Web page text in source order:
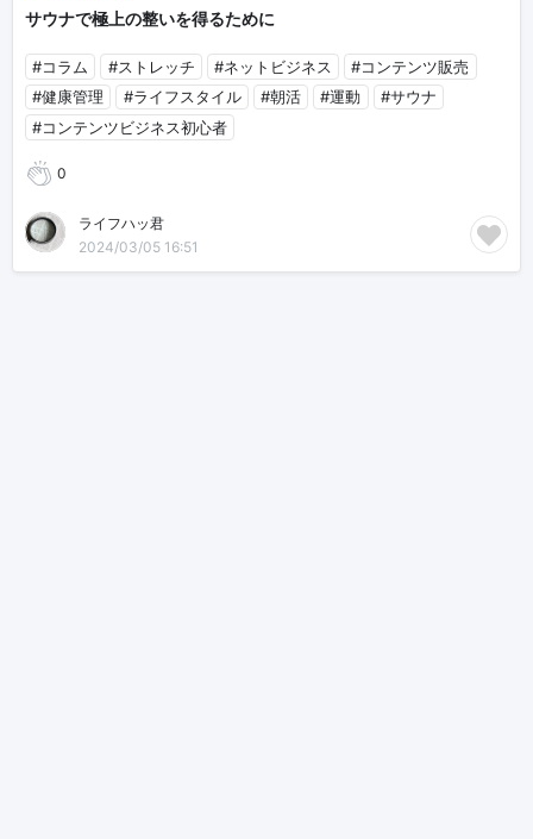
サウナで極上の整いを得るために
#コラム #ストレッチ #ネットビジネス
#コンテンツ販売
#健康管理
#ライフスタイル #朝活 #運動
#サウナ
#コンテンツビジネス初心者
0
ライフハッ君
2024/03/05 16:51